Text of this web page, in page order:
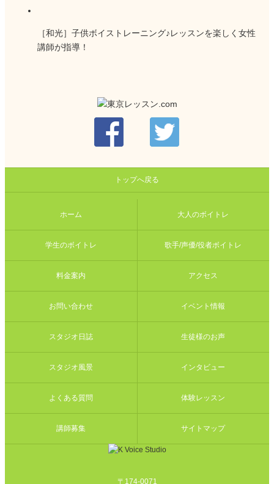
［和光］子供ボイストレーニング♪レッスンを楽しく女性
講師が指導！
トップへ戻る
ホーム 大人のボイトレ
学生のボイトレ 歌手/声優/役者ボイトレ
料金案内 アクセス
お問い合わせ イベント情報
スタジオ日誌 生徒様のお声
スタジオ風景 インタビュー
よくある質問 体験レッスン
講師募集 サイトマップ
〒174-0071